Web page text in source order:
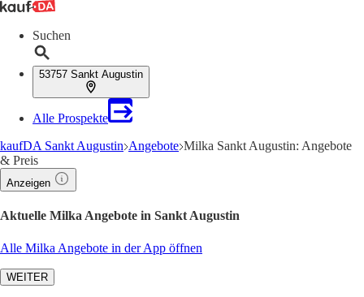
Suchen
53757 Sankt Augustin
Alle Prospekte
kaufDA Sankt Augustin Angebote Milka Sankt Augustin: Angebote
& Preis
Anzeigen
Aktuelle Milka Angebote in Sankt Augustin
Alle Milka Angebote in der App öffnen
WEITER